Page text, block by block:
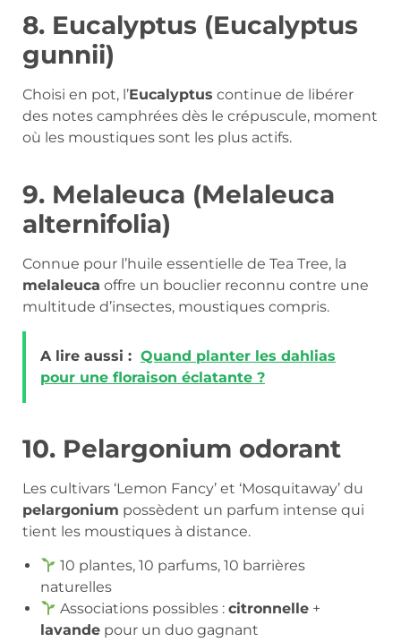
8. Eucalyptus (Eucalyptus
gunnii)
Choisi en pot, l’Eucalyptus continue de libérer
des notes camphrées dès le crépuscule, moment
où les moustiques sont les plus actifs.
9. Melaleuca (Melaleuca
alternifolia)
Connue pour l’huile essentielle de Tea Tree, la
melaleuca offre un bouclier reconnu contre une
multitude d’insectes, moustiques compris.
A lire aussi : Quand planter les dahlias
pour une floraison éclatante ?
10. Pelargonium odorant
Les cultivars ‘Lemon Fancy’ et ‘Mosquitaway’ du
pelargonium possèdent un parfum intense qui
tient les moustiques à distance.
10 plantes, 10 parfums, 10 barrières
naturelles
Associations possibles :citronnelle +
lavande pour un duo gagnant